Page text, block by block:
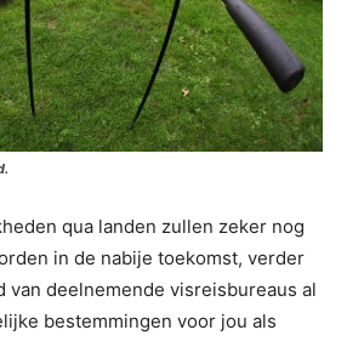
qua landen zullen zeker nog
in de nabije toekomst, verder
van deelnemende visreisbureaus al
bestemmingen voor jou als